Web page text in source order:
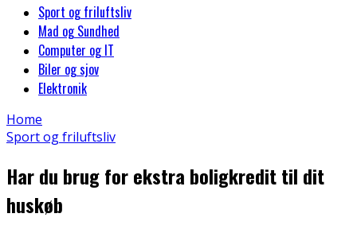
Sport og friluftsliv
Mad og Sundhed
Computer og IT
Biler og sjov
Elektronik
Home
Sport og friluftsliv
Har du brug for ekstra boligkredit til dit
huskøb